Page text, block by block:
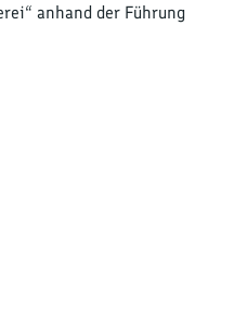
anhand der Führung